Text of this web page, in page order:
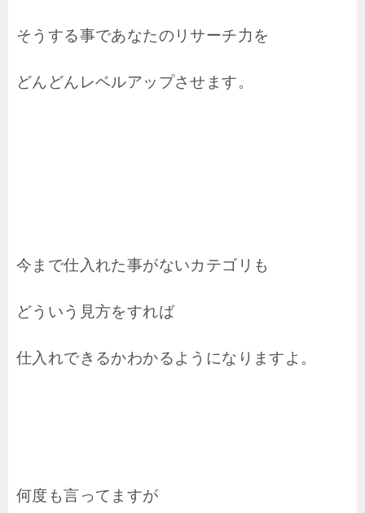
そうする事であなたのリサーチ力を
どんどんレベルアップさせます。
今まで仕入れた事がないカテゴリも
どういう見方をすれば
仕入れできるかわかるようになりますよ。
何度も言ってますが